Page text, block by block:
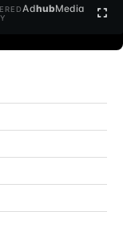
AdhubMedia